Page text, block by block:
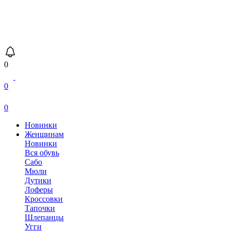
0
0
0
Новинки
Женщинам
Новинки
Вся обувь
Сабо
Мюли
Дутики
Лоферы
Кроссовки
Тапочки
Шлепанцы
Угги